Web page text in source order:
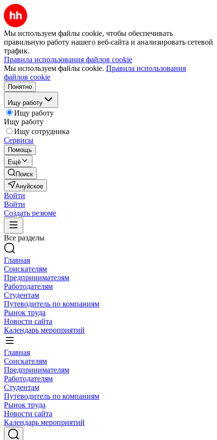
Мы используем файлы cookie, чтобы обеспечивать
правильную работу нашего веб-сайта и анализировать сетевой
трафик.
Правила использования файлов cookie
Мы используем файлы cookie. Правила использования
файлов cookie
Понятно
Ищу работу
Ищу работу
Ищу работу
Ищу сотрудника
Сервисы
Помощь
Ещё
Поиск
Ануйское
Войти
Войти
Создать резюме
Все разделы
Главная
Соискателям
Предпринимателям
Работодателям
Студентам
Путеводитель по компаниям
Рынок труда
Новости сайта
Календарь мероприятий
Главная
Соискателям
Предпринимателям
Работодателям
Студентам
Путеводитель по компаниям
Рынок труда
Новости сайта
Календарь мероприятий